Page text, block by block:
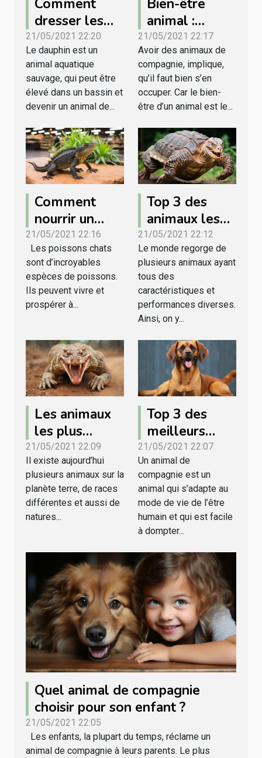
Comment
dresser les
dauphins ?
21/05/2021 22:20
Le dauphin est un
animal aquatique
sauvage, qui peut être
élevé dans un bassin et
devenir un animal de...
Bien-être
animal :
comment
prendre soin
des animaux
domestiques ?
21/05/2021 22:17
Avoir des animaux de
compagnie, implique,
qu’il faut bien s’en
occuper. Car le bien-
être d’un animal est le...
Comment
nourrir un
poisson chat ?
21/05/2021 22:16
Les poissons chats
sont d’incroyables
espèces de poissons.
Ils peuvent vivre et
prospérer à...
Top 3 des
animaux les
plus rapides
au monde
21/05/2021 22:12
Le monde regorge de
plusieurs animaux ayant
tous des
caractéristiques et
performances diverses.
Ainsi, on y...
Les animaux
les plus
agressifs au
monde
21/05/2021 22:09
Il existe aujourd’hui
plusieurs animaux sur la
planète terre, de races
différentes et aussi de
natures...
Top 3 des
meilleurs
animaux de
compagnies
21/05/2021 22:07
Un animal de
compagnie est un
animal qui s’adapte au
mode de vie de l’être
humain et qui est facile
à dompter...
Quel animal de compagnie
choisir pour son enfant ?
21/05/2021 22:05
Les enfants, la plupart du temps, réclame un
animal de compagnie à leurs parents. Le plus